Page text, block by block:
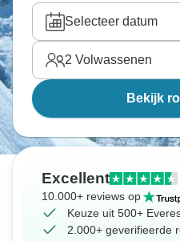
Selecteer datum
2 Volwassenen
Bekijk
Excellent
10.000+ reviews op
Keuze uit 500+
2.000+ geverifieerde